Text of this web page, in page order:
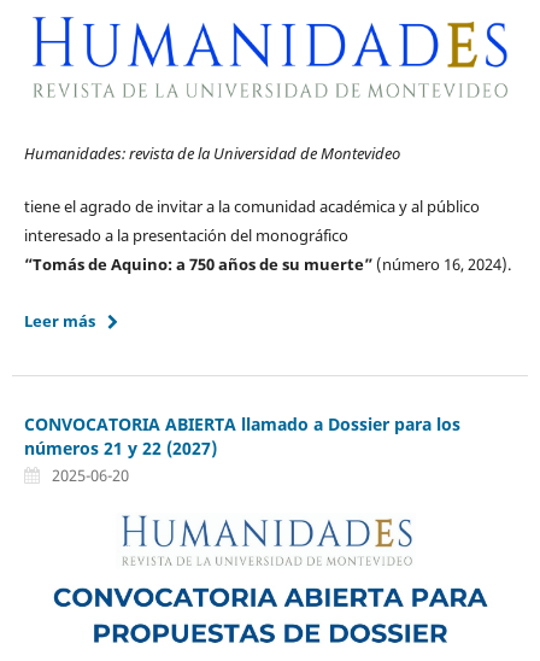
Humanidades: revista de la Universidad de Montevideo
tiene el agrado de invitar a la comunidad académica y al público
interesado a la presentación del monográfico
“Tomás de Aquino: a 750 años de su muerte”(número 16, 2024).
Leer más
CONVOCATORIA ABIERTA llamado a Dossier para los
números 21 y 22 (2027)
2025-06-20